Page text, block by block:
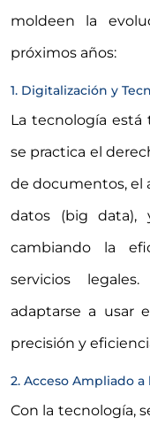
moldeen la
próximos años:
1. Digitalización y
La tecnología está
se practica el
de documentos, el
datos (big data),
cambiando la
servicios
adaptarse a usar
precisión y
2. Acceso Ampliado a
Con la tecnología,